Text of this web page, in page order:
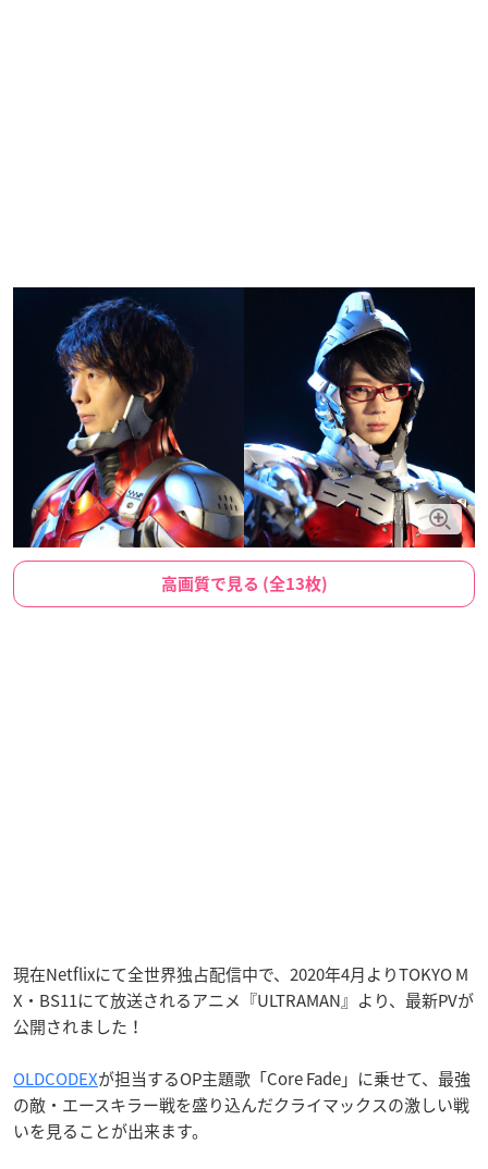
高画質で見る (全13枚)
現在Netflixにて全世界独占配信中で、2020年4月よりTOKYO M
X・BS11にて放送されるアニメ『ULTRAMAN』より、最新PVが
公開されました！
OLDCODEXが担当するOP主題歌「Core Fade」に乗せて、最強
の敵・エースキラー戦を盛り込んだクライマックスの激しい戦
いを見ることが出来ます。